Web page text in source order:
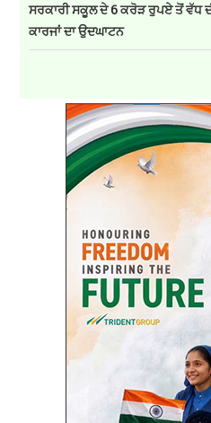
ਸਰਕਾਰੀ ਸਕੂਲ ਦੇ 6 ਕਰੋੜ ਰੁਪਏ ਤੋਂ ਵੱਧ
ਕਾਰਜਾਂ ਦਾ ਉਦਘਾਟਨ